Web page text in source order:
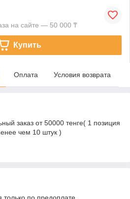
на сайте — 50 000 ₸
Купить
Оплата Условия возврата
заказ от 50000 тенге( 1 позиция
чем 10 штук )
только по предоплате.